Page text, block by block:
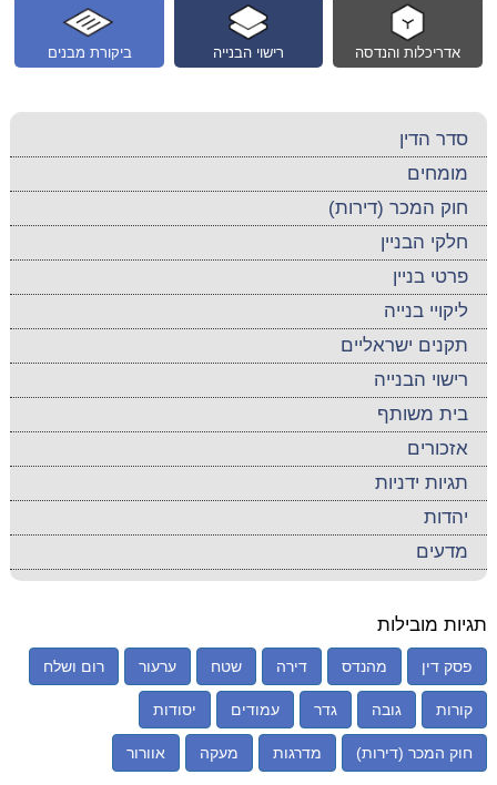
ביקורת מבנים רישוי הבנייה אדריכלות והנדסה
סדר הדין
מומחים
חוק המכר (דירות)
חלקי הבניין
פרטי בניין
ליקויי בנייה
תקנים ישראליים
רישוי הבנייה
בית משותף
אזכורים
תגיות ידניות
יהדות
מדעים
תגיות מובילות
פסק דין מהנדס דירה שטח ערעור רום ושלח
קורות גובה גדר עמודים יסודות
חוק המכר (דירות) מדרגות מעקה אוורור